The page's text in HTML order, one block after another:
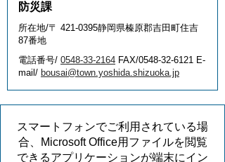
防災課
所在地/〒 421-0395静岡県榛原郡吉田町住吉
87番地
電話番号/ 0548-33-2164 FAX/0548-32-6121 E-
mail/ bousai@town.yoshida.shizuoka.jp
スマートフォンでご利用されている場
合、Microsoft Office用ファイルを閲覧
できるアプリケーションが端末にイン